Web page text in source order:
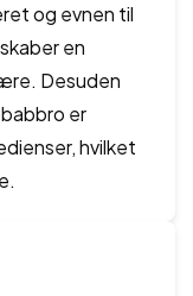
og evnen til
en
Desuden
er
hvilket